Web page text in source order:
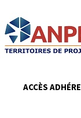
A
N
P
P
ACCÈS